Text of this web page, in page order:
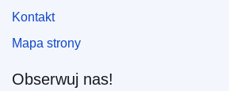
Kontakt
Mapa strony
Obserwuj nas!